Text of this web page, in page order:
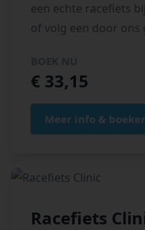
een echte racefiets
of volg een door ons
€ 33,15
Meer info &
Racefiets